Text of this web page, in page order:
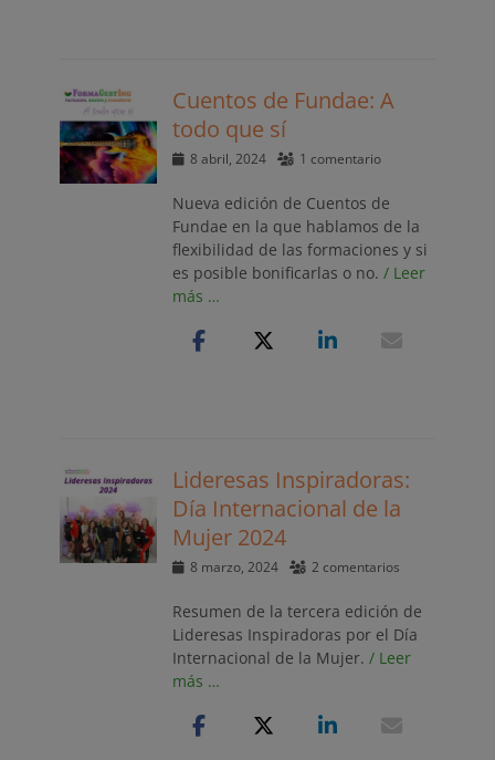
Cuentos de Fundae: A
todo que sí
Publicado
8 abril, 2024 1 comentario
Nueva edición de Cuentos de
Fundae en la que hablamos de la
flexibilidad de las formaciones y si
es posible bonificarlas o no. / Leer
más …
Lideresas Inspiradoras:
Día Internacional de la
Mujer 2024
Publicado
8 marzo, 2024 2 comentarios
Resumen de la tercera edición de
Lideresas Inspiradoras por el Día
Internacional de la Mujer. / Leer
más …